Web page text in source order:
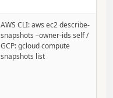
AWS CLI: aws ec2 describe-
snapshots –owner-ids self /
GCP: gcloud compute
snapshots list